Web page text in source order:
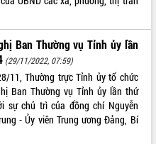
Ban Thường vụ Tỉnh ủy lần
(29/11/2022, 07:59)
11, Thường trực Tỉnh ủy tổ chức
Ban Thường vụ Tỉnh ủy lần thứ
sự chủ trì của đồng chí Nguyễn
- Ủy viên Trung ương Đảng, Bí